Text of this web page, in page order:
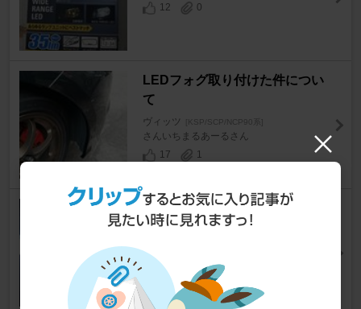
12
0
LEDフォグ取り付けた件につい
て
ヴィッツ [KSP/SCP/NCP90系]
さんいちまるあーるさん
17
1
ポジション&ライセンスランプ
LED化
ヴィッツ
＠夜鷹さん
2